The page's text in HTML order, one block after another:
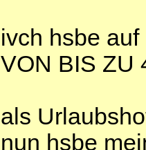
ivch hsbe
VON BIS ZU
als
nun hsbe